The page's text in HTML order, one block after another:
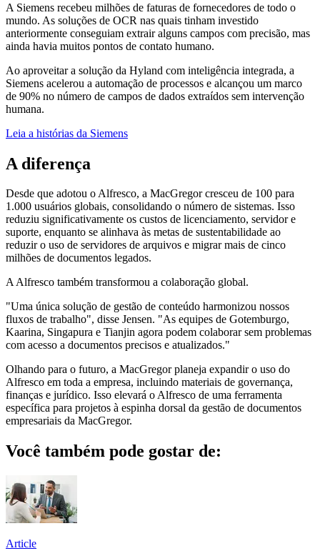
A Siemens recebeu milhões de faturas de fornecedores de todo o
mundo. As soluções de OCR nas quais tinham investido
anteriormente conseguiam extrair alguns campos com precisão, mas
ainda havia muitos pontos de contato humano.
Ao aproveitar a solução da Hyland com inteligência integrada, a
Siemens acelerou a automação de processos e alcançou um marco
de 90% no número de campos de dados extraídos sem intervenção
humana.
Leia a histórias da Siemens
A diferença
Desde que adotou o Alfresco, a MacGregor cresceu de 100 para
1.000 usuários globais, consolidando o número de sistemas. Isso
reduziu significativamente os custos de licenciamento, servidor e
suporte, enquanto se alinhava às metas de sustentabilidade ao
reduzir o uso de servidores de arquivos e migrar mais de cinco
milhões de documentos legados.
A Alfresco também transformou a colaboração global.
"Uma única solução de gestão de conteúdo harmonizou nossos
fluxos de trabalho", disse Jensen. "As equipes de Gotemburgo,
Kaarina, Singapura e Tianjin agora podem colaborar sem problemas
com acesso a documentos precisos e atualizados."
Olhando para o futuro, a MacGregor planeja expandir o uso do
Alfresco em toda a empresa, incluindo materiais de governança,
finanças e jurídico. Isso elevará o Alfresco de uma ferramenta
específica para projetos à espinha dorsal da gestão de documentos
empresariais da MacGregor.
Você também pode gostar de:
Article